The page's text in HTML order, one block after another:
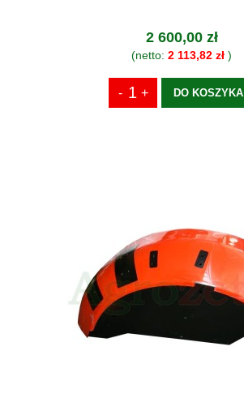
2 600,00 zł
(netto: 2 113,82 zł )
DO KOSZYKA